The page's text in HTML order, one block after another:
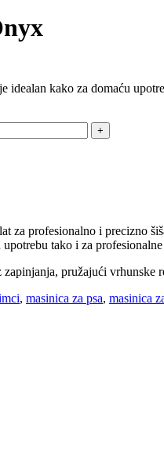
kako za domaću
za profesionalno i precizno
tako i za profesionalne
pružajući vrhunske
, masinica za psa, masinica